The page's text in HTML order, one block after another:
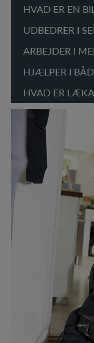
HVAD ER EN
UDBEDRER I
ARBEJDER I
HJÆLPER I
HVAD ER